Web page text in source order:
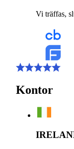
Vi träffas,
Kontor